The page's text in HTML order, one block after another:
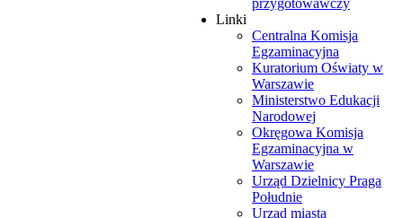
przygotowawczy
Linki
Centralna Komisja
Egzaminacyjna
Kuratorium Oświaty w
Warszawie
Ministerstwo Edukacji
Narodowej
Okręgowa Komisja
Egzaminacyjna w
Warszawie
Urząd Dzielnicy Praga
Południe
Urząd miasta